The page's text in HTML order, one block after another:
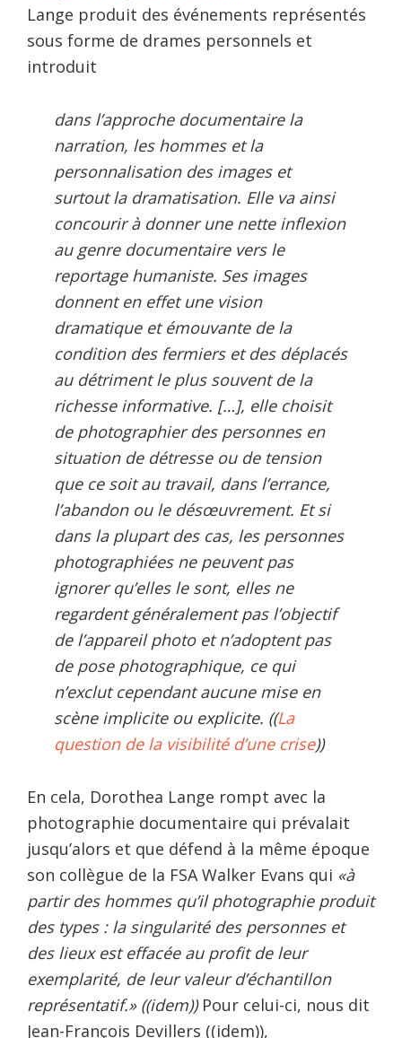
Lange produit des événements représentés
sous forme de drames personnels et
introduit
dans l’approche documentaire la
narration, les hommes et la
personnalisation des images et
surtout la dramatisation. Elle va ainsi
concourir à donner une nette inflexion
au genre documentaire vers le
reportage humaniste. Ses images
donnent en effet une vision
dramatique et émouvante de la
condition des fermiers et des déplacés
au détriment le plus souvent de la
richesse informative. […], elle choisit
de photographier des personnes en
situation de détresse ou de tension
que ce soit au travail, dans l’errance,
l’abandon ou le désœuvrement. Et si
dans la plupart des cas, les personnes
photographiées ne peuvent pas
ignorer qu’elles le sont, elles ne
regardent généralement pas l’objectif
de l’appareil photo et n’adoptent pas
de pose photographique, ce qui
n’exclut cependant aucune mise en
scène implicite ou explicite. ((La
question de la visibilité d’une crise))
En cela, Dorothea Lange rompt avec la
photographie documentaire qui prévalait
jusqu’alors et que défend à la même époque
son collègue de la FSA Walker Evans qui «à
partir des hommes qu’il photographie produit
des types: la singularité des personnes et
des lieux est effacée au profit de leur
exemplarité, de leur valeur d’échantillon
représentatif.» ((idem)) Pour celui-ci, nous dit
Jean-François Devillers ((idem)),